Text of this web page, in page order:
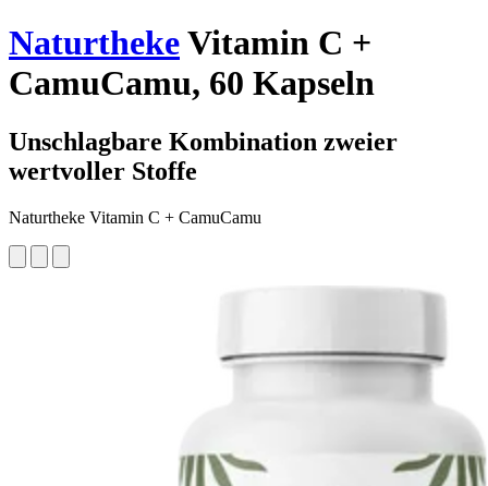
NaturthekeVitamin C +
CamuCamu, 60 Kapseln
Unschlagbare Kombination zweier
wertvoller Stoffe
Naturtheke Vitamin C + CamuCamu